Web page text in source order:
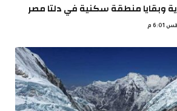
وبقايا منطقة سكنية في دلتا مصر